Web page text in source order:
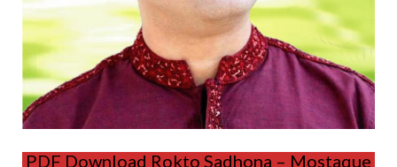
PDF Download Rokto Sadhona – Mostaque